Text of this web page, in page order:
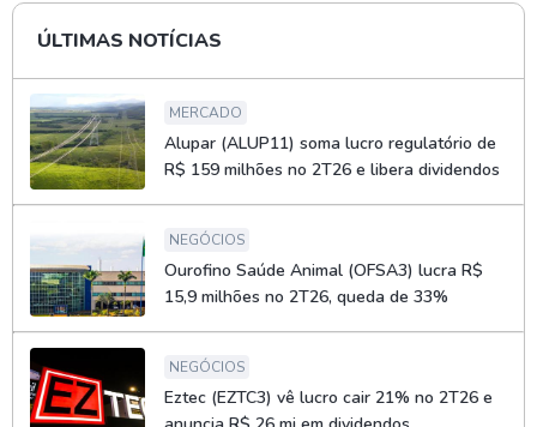
ÚLTIMAS NOTÍCIAS
MERCADO
Alupar (ALUP11) soma lucro regulatório de
R$ 159 milhões no 2T26 e libera dividendos
NEGÓCIOS
Ourofino Saúde Animal (OFSA3) lucra R$
15,9 milhões no 2T26, queda de 33%
NEGÓCIOS
Eztec (EZTC3) vê lucro cair 21% no 2T26 e